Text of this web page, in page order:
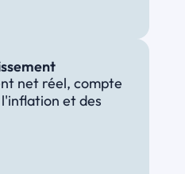
net réel, compte
et des